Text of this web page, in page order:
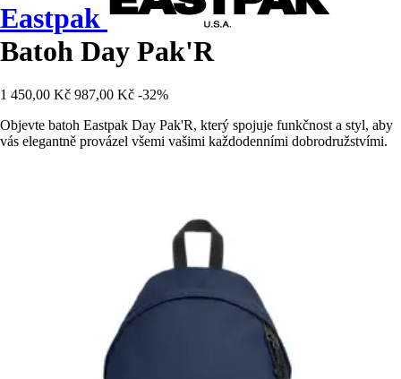
Eastpak
Batoh Day Pak'R
1 450,00 Kč 987,00 Kč -32%
Objevte batoh Eastpak Day Pak'R, který spojuje funkčnost a styl, aby
vás elegantně provázel všemi vašimi každodenními dobrodružstvími.